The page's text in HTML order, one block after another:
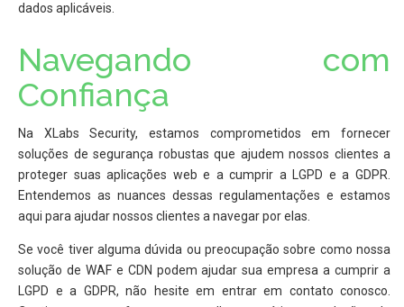
dados aplicáveis.
Navegando com
Confiança
Na XLabs Security, estamos comprometidos em fornecer
soluções de segurança robustas que ajudem nossos clientes a
proteger suas aplicações web e a cumprir a LGPD e a GDPR.
Entendemos as nuances dessas regulamentações e estamos
aqui para ajudar nossos clientes a navegar por elas.
Se você tiver alguma dúvida ou preocupação sobre como nossa
solução de WAF e CDN podem ajudar sua empresa a cumprir a
LGPD e a GDPR, não hesite em entrar em contato conosco.